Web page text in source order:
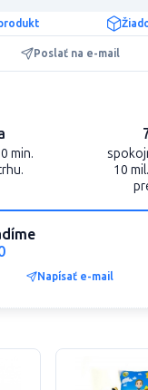
Poslať na e-mail
min.
10
Napísať e-mail